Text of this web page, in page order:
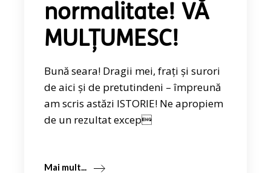
normalitate! VĂ
MULȚUMESC!
Bună seara! Dragii mei, frați și surori
de aici și de pretutindeni – împreună
am scris astăzi ISTORIE! Ne apropiem
de un rezultat excep
Mai mult...